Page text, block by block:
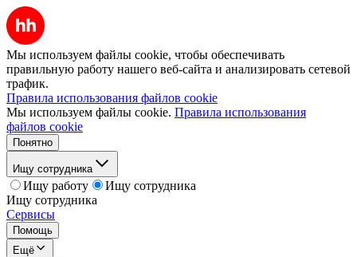
Мы используем файлы cookie, чтобы обеспечивать
правильную работу нашего веб-сайта и анализировать сетевой
трафик.
Правила использования файлов cookie
Мы используем файлы cookie. Правила использования
файлов cookie
Понятно
Ищу сотрудника
Ищу работу
Ищу сотрудника
Ищу сотрудника
Сервисы
Помощь
Ещё